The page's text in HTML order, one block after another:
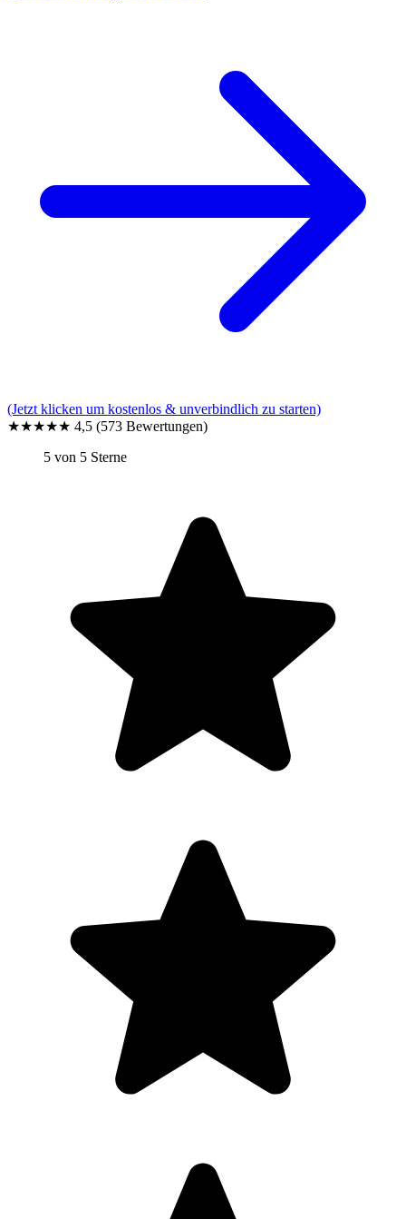
(Jetzt klicken um kostenlos & unverbindlich zu starten)
★★★★★ 4,5 (573 Bewertungen)
5 von 5 Sterne